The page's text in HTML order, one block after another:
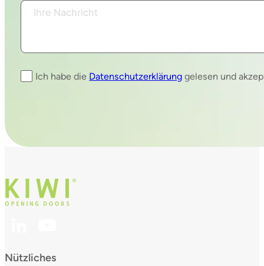
Ich habe die Datenschutzerklärung gelesen und
Nützliches